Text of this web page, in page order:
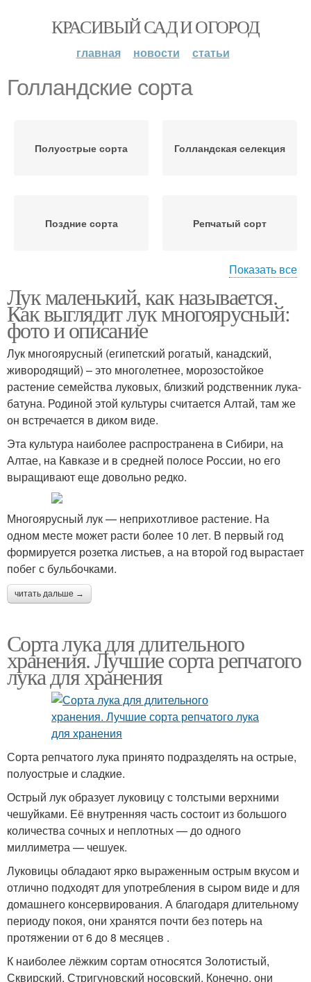
КРАСИВЫЙ САД И ОГОРОД
главная новости статьи
Голландские сорта
Полуострые сорта Голландская селекция
Поздние сорта Репчатый сорт
Популярные сорта Сорта для хранения
Показать все
Лук маленький, как называется.
Как выглядит лук многоярусный:
фото и описание
Лук многоярусный (египетский рогатый, канадский,
живородящий) – это многолетнее, морозостойкое
растение семейства луковых, близкий родственник лука-
батуна. Родиной этой культуры считается Алтай, там же
он встречается в диком виде.
Эта культура наиболее распространена в Сибири, на
Алтае, на Кавказе и в средней полосе России, но его
выращивают еще довольно редко.
Многоярусный лук — неприхотливое растение. На
одном месте может расти более 10 лет. В первый год
формируется розетка листьев, а на второй год вырастает
побег с бульбочками.
читать дальше →
Сорта лука для длительного
хранения. Лучшие сорта репчатого
лука для хранения
Сорта репчатого лука принято подразделять на острые,
полуострые и сладкие.
Острый лук образует луковицу с толстыми верхними
чешуйками. Её внутренняя часть состоит из большого
количества сочных и неплотных — до одного
миллиметра — чешуек.
Луковицы обладают ярко выраженным острым вкусом и
отлично подходят для употребления в сыром виде и для
домашнего консервирования. А благодаря длительному
периоду покоя, они хранятся почти без потерь на
протяжении от 6 до 8 месяцев .
К наиболее лёжким сортам относятся Золотистый,
Сквирский, Стригуновский носовский. Конечно, они